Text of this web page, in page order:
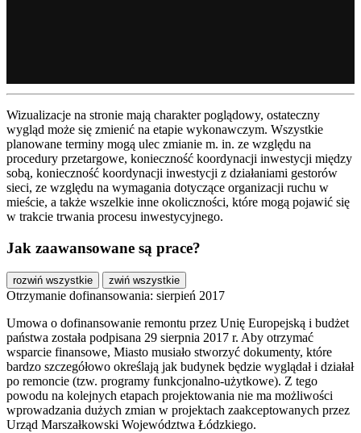
Wizualizacje na stronie mają charakter poglądowy, ostateczny
wygląd może się zmienić na etapie wykonawczym. Wszystkie
planowane terminy mogą ulec zmianie m. in. ze względu na
procedury przetargowe, konieczność koordynacji inwestycji między
sobą, konieczność koordynacji inwestycji z działaniami gestorów
sieci, ze względu na wymagania dotyczące organizacji ruchu w
mieście, a także wszelkie inne okoliczności, które mogą pojawić się
w trakcie trwania procesu inwestycyjnego.
Jak zaawansowane są prace?
rozwiń wszystkie zwiń wszystkie
Otrzymanie dofinansowania: sierpień 2017
Umowa o dofinansowanie remontu przez Unię Europejską i budżet
państwa została podpisana 29 sierpnia 2017 r. Aby otrzymać
wsparcie finansowe, Miasto musiało stworzyć dokumenty, które
bardzo szczegółowo określają jak budynek będzie wyglądał i działał
po remoncie (tzw. programy funkcjonalno-użytkowe). Z tego
powodu na kolejnych etapach projektowania nie ma możliwości
wprowadzania dużych zmian w projektach zaakceptowanych przez
Urząd Marszałkowski Województwa Łódzkiego.